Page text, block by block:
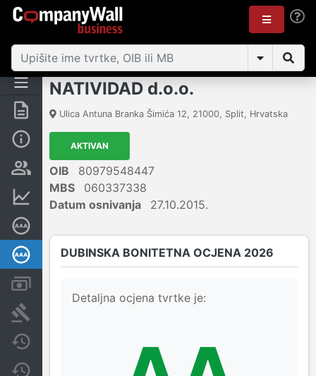
Sažetak
Osobe i vlasništvo
Dubinska bonitetna ocjena
NATIVIDAD d.o.o.
Ulica Antuna Branka Šimića 12, 21000, Split, Hrvatska
AKTIVAN
OIB
80979548447
MBS
060337338
Datum osnivanja
27.10.2015.
DUBINSKA BONITETNA OCJENA 2026
Detaljna ocjena tvrtke je: